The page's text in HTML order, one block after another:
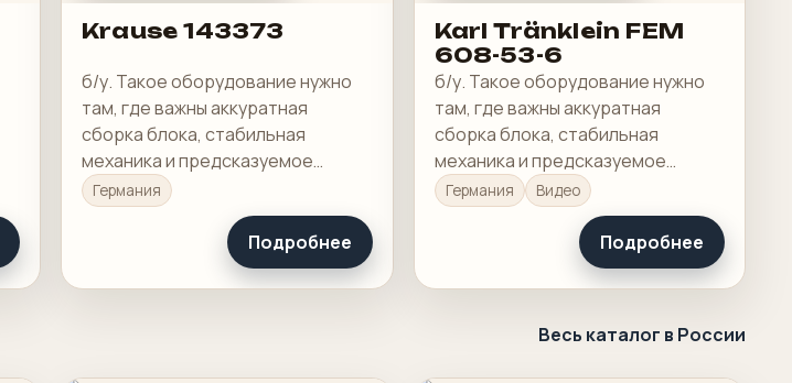
Krause 143373
б/у. Такое оборудование нужно
там, где важны аккуратная
сборка блока, стабильная
механика и предсказуемое
качество готового изделия.
Германия
Подробнее
Karl Tränklein FEM
608-53-6
б/у. Такое оборудование нужно
там, где важны аккуратная
сборка блока, стабильная
механика и предсказуемое
качество готового изделия.
Германия Видео
Подробнее
Весь каталог в России